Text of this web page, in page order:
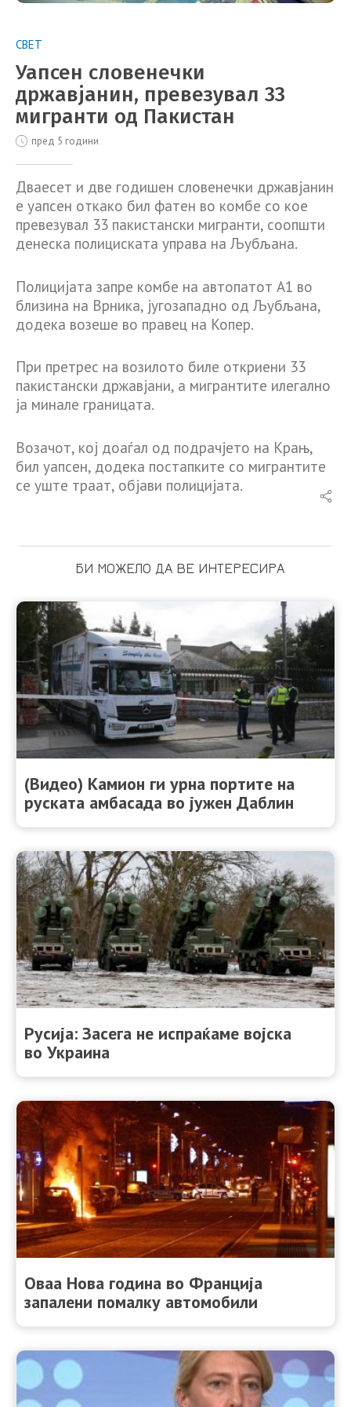
СВЕТ
Уапсен словенечки
државјанин, превезувал 33
мигранти од Пакистан
пред 5 години
Дваесет и две годишен словенечки државјанин
е уапсен откако бил фатен во комбе со кое
превезувал 33 пакистански мигранти, соопшти
денеска полициската управа на Љубљана.
Полицијата запре комбе на автопатот А1 во
близина на Врника, југозападно од Љубљана,
додека возеше во правец на Копер.
При претрес на возилото биле откриени 33
пакистански државјани, а мигрантите илегално
ја минале границата.
Возачот, кој доаѓал од подрачјето на Крањ,
бил уапсен, додека постапките со мигрантите
се уште траат, објави полицијата.
БИ МОЖЕЛО ДА ВЕ ИНТЕРЕСИРА
(Видео) Камион ги урна портите на
руската амбасада во јужен Даблин
Русија: Засега не испраќаме војска
во Украина
Оваа Нова година во Франција
запалени помалку автомобили